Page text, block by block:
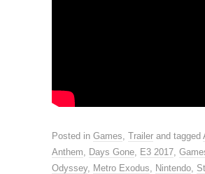
Posted in Games Trailer and tagged
Anthem
Days Gone E3 2017
Odyssey, Metro Exodus Nintendo